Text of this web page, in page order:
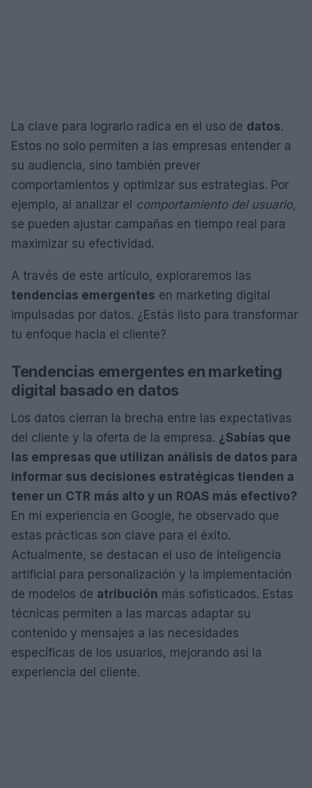
La clave para lograrlo radica en el uso de datos.
Estos no solo permiten a las empresas entender a
su audiencia, sino también prever
comportamientos y optimizar sus estrategias. Por
ejemplo, al analizar el comportamiento del usuario,
se pueden ajustar campañas en tiempo real para
maximizar su efectividad.
A través de este artículo, exploraremos las
tendencias emergentes en marketing digital
impulsadas por datos. ¿Estás listo para transformar
tu enfoque hacia el cliente?
Tendencias emergentes en marketing
digital basado en datos
Los datos cierran la brecha entre las expectativas
del cliente y la oferta de la empresa. ¿Sabías que
las empresas que utilizan análisis de datos para
informar sus decisiones estratégicas tienden a
tener un CTR más alto y un ROAS más efectivo?
En mi experiencia en Google, he observado que
estas prácticas son clave para el éxito.
Actualmente, se destacan el uso de inteligencia
artificial para personalización y la implementación
de modelos de atribución más sofisticados. Estas
técnicas permiten a las marcas adaptar su
contenido y mensajes a las necesidades
específicas de los usuarios, mejorando así la
experiencia del cliente.